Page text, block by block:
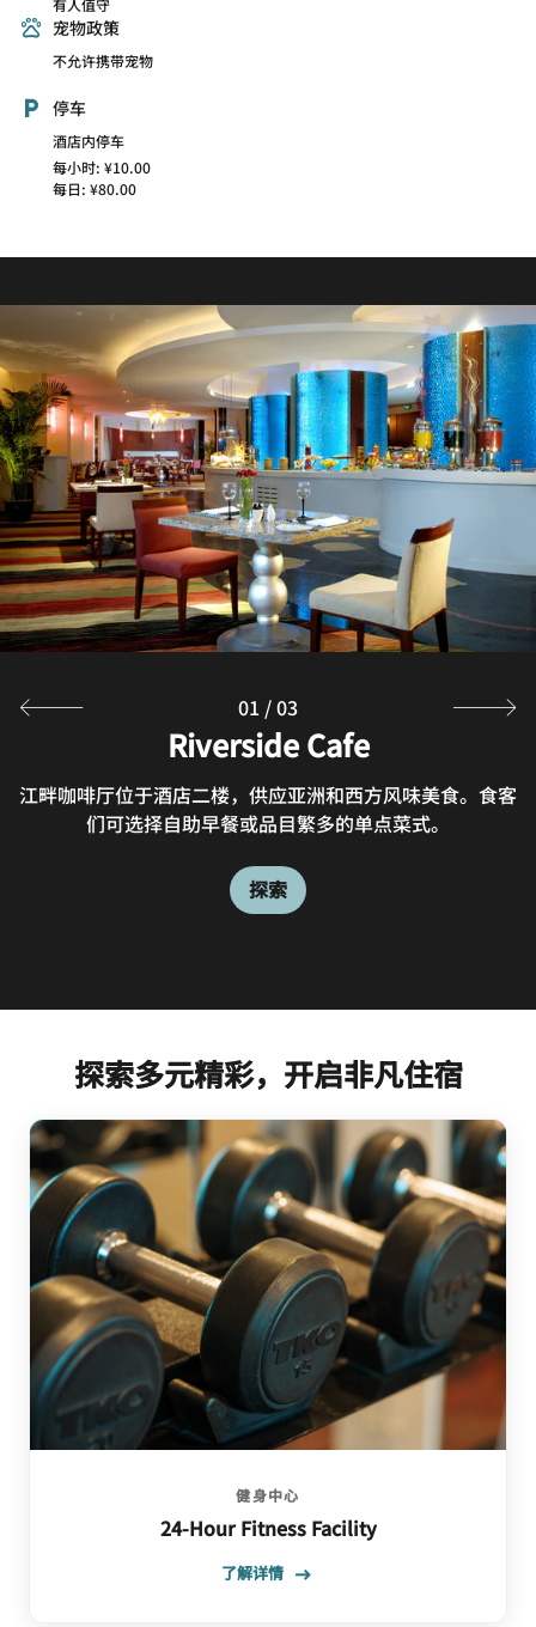
宠物政策
不允许携带宠物
停车
酒店内停车
每小时: ¥10.00
每日: ¥80.00
Riverside Cafe
江畔咖啡厅位于酒店二楼，供应亚洲和西方风味美食。食客
们可选择自助早餐或品目繁多的单点菜式。
探索
Momoyama Japanese Restaurant
供应地道日本料理，坐拥外滩优美景观
探索
BB Sports Bar
BB Sports Bar is cozy yet chic, and upscale yet fun. A
friendly atmosphere sets the mood as the staff
mingles with guests. Watch live sports and choose
from our menu of tasty snacks, cocktails, and Best
Brews?.
探索
01 /03
探索多元精彩，开启非凡住宿
健身中心
24-Hour Fitness Facility
了解详情